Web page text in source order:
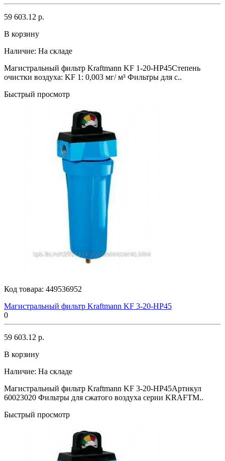
59 603.12 р.
В корзину
Наличие: На складе
Магистральный фильтр Kraftmann KF 1-20-HP45Степень
очистки воздуха: KF 1: 0,003 мг/ м³ Фильтры для с..
Быстрый просмотр
Код товара: 449536952
Магистральный фильтр Kraftmann KF 3-20-HP45
0
59 603.12 р.
В корзину
Наличие: На складе
Магистральный фильтр Kraftmann KF 3-20-HP45Артикул
60023020 Фильтры для сжатого воздуха серии KRAFTM..
Быстрый просмотр